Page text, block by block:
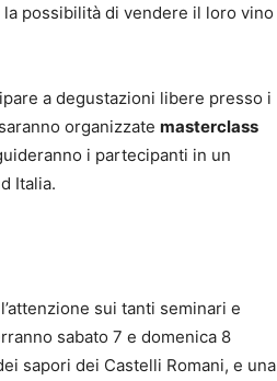
possibilità di vendere il loro vino
a degustazioni libere presso i
organizzate masterclass
i partecipanti in un
Italia.
sui tanti seminari e
sabato 7 e domenica 8
sapori dei Castelli Romani, e una